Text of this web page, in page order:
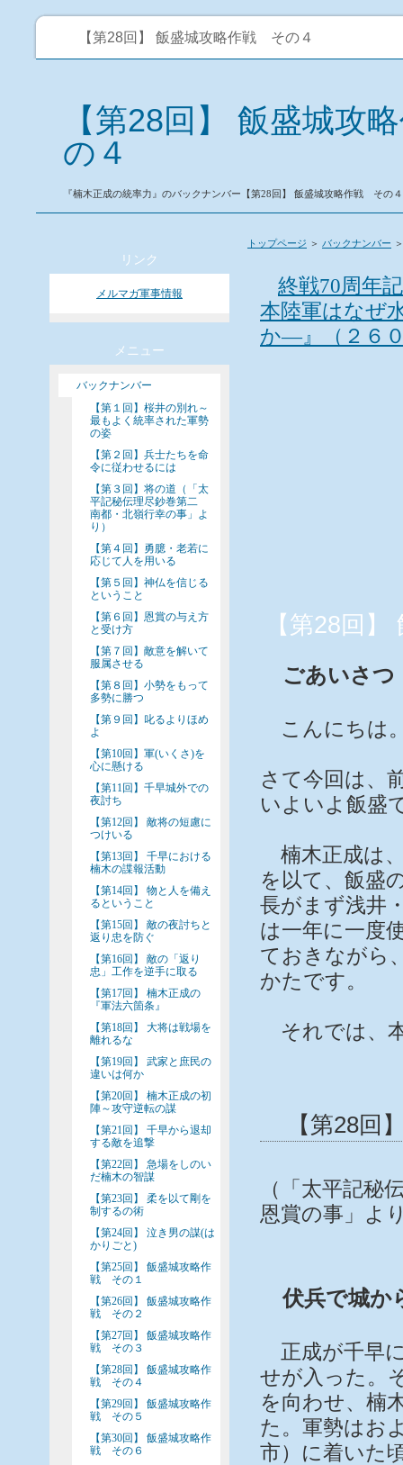
【第28回】 飯盛城攻略作戦 その４
【第28回】 飯盛城攻
の４
『楠木正成の統率力』のバックナンバー【第28回】 飯盛城攻略作戦 そ
トップページ ＞ バックナンバー
終戦70周年
本陸軍はなぜ
か―』（２６
【第28回
ごあいさつ
こんにちは
さて今回は、
いよいよ飯盛
楠木正成は
を以て、飯盛
長がまず浅井
は一年に一度
ておきながら
かたです。
それでは、
【第28
（「太平記
恩賞の事」よ
伏兵で城か
正成が千早
せが入った。
を向わせ、楠
た。軍勢はお
市）に着いた
リンク
メルマガ軍事情報
メニュー
バックナンバー
【第１回】桜井の別れ～
最もよく統率された軍勢
の姿
【第２回】兵士たちを命
令に従わせるには
【第３回】将の道（「太
平記秘伝理尽鈔巻第二
南都・北嶺行幸の事」よ
り）
【第４回】勇臆・老若に
応じて人を用いる
【第５回】神仏を信じる
ということ
【第６回】恩賞の与え方
と受け方
【第７回】敵意を解いて
服属させる
【第８回】小勢をもって
多勢に勝つ
【第９回】叱るよりほめ
よ
【第10回】軍(いくさ)を
心に懸ける
【第11回】千早城外での
夜討ち
【第12回】 敵将の短慮に
つけいる
【第13回】 千早における
楠木の諜報活動
【第14回】 物と人を備え
るということ
【第15回】 敵の夜討ちと
返り忠を防ぐ
【第16回】 敵の「返り
忠」工作を逆手に取る
【第17回】 楠木正成の
『軍法六箇条』
【第18回】 大将は戦場を
離れるな
【第19回】 武家と庶民の
違いは何か
【第20回】 楠木正成の初
陣～攻守逆転の謀
【第21回】 千早から退却
する敵を追撃
【第22回】 急場をしのい
だ楠木の智謀
【第23回】 柔を以て剛を
制するの術
【第24回】 泣き男の謀(は
かりごと)
【第25回】 飯盛城攻略作
戦 その１
【第26回】 飯盛城攻略作
戦 その２
【第27回】 飯盛城攻略作
戦 その３
【第28回】 飯盛城攻略作
戦 その４
【第29回】 飯盛城攻略作
戦 その５
【第30回】 飯盛城攻略作
戦 その６